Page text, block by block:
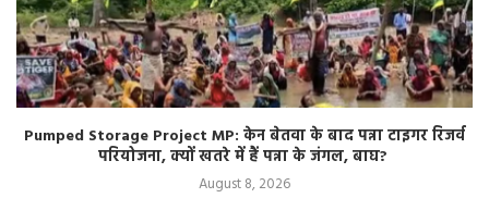
Pumped Storage Project MP: केन बेतवा के बाद पन्ना टाइगर रिजर्व
परियोजना, क्यों खतरे में हैं पन्ना के जंगल, बाघ?
August 8, 2026